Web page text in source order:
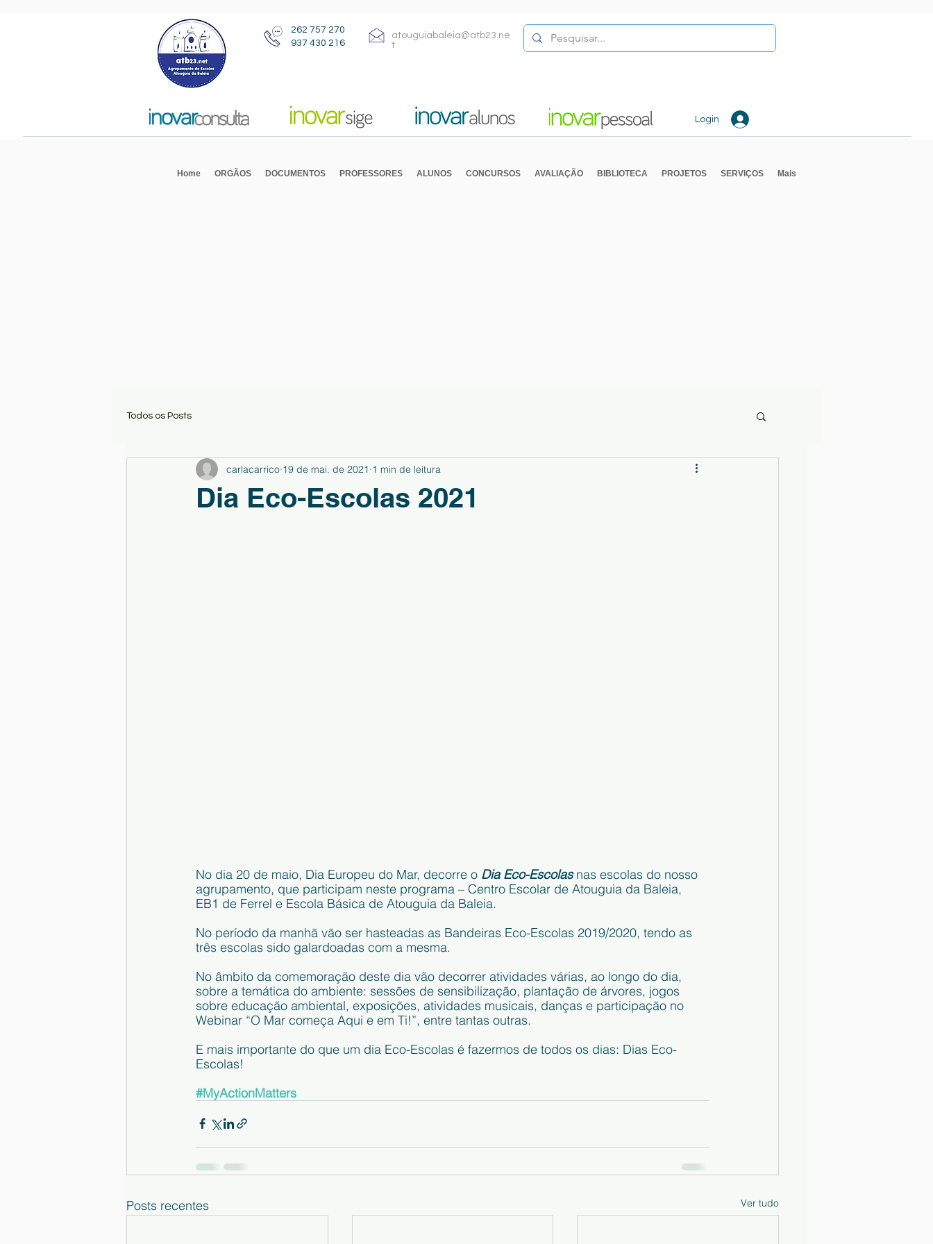
262 757 270
937 430 216
atouguiabaleia@atb23.ne
t
Login
Home ORGÃOS DOCUMENTOS PROFESSORES ALUNOS CONCURSOS AVALIAÇÃO BIBLIOTECA PROJETOS SERVIÇOS Mais
Todos os Posts
Dia Eco-Escolas 2021
carlacarrico 19 de mai. de 2021 1 min de leitura
No dia 20 de maio, Dia Europeu do Mar, decorre o Dia Eco-Escolas nas escolas do nosso
agrupamento, que participam neste programa – Centro Escolar de Atouguia da Baleia,
EB1 de Ferrel e Escola Básica de Atouguia da Baleia.
No período da manhã vão ser hasteadas as Bandeiras Eco-Escolas 2019/2020, tendo as
três escolas sido galardoadas com a mesma.
No âmbito da comemoração deste dia vão decorrer atividades várias, ao longo do dia,
sobre a temática do ambiente: sessões de sensibilização, plantação de árvores, jogos
sobre educação ambiental, exposições, atividades musicais, danças e participação no
Webinar “O Mar começa Aqui e em Ti!”, entre tantas outras.
E mais importante do que um dia Eco-Escolas é fazermos de todos os dias: Dias Eco-
Escolas!
#MyActionMatters
Posts recentes Ver tudo